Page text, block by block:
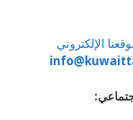
الإلكتروني